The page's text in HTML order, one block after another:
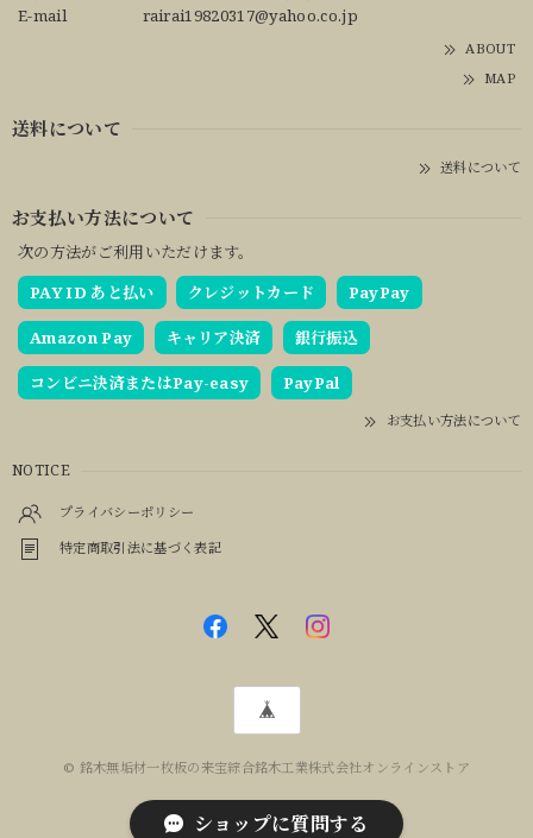
E-mail
rairai19820317@yahoo.co.jp
ABOUT
MAP
送料について
送料について
お支払い方法について
次の方法がご利用いただけます。
PAY ID あと払い
クレジットカード PayPay
Amazon Pay キャリア決済 銀行振込
コンビニ決済またはPay-easy PayPal
お支払い方法について
NOTICE
プライバシーポリシー
特定商取引法に基づく表記
© 銘木無垢材一枚板の来宝綜合銘木工業株式会社オンラインストア
ショップに質問する